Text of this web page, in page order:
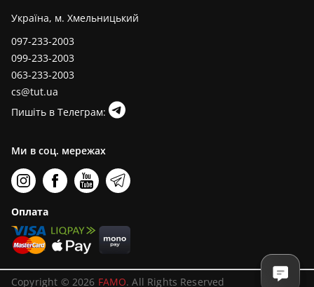
Україна, м. Хмельницький
097-233-2003
099-233-2003
063-233-2003
cs@tut.ua
Пишіть в Телеграм:
Ми в соц. мережах
Оплата
Copyright © 2026 FAMO. All Rights Reserved